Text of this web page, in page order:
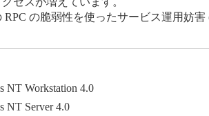
の脆弱性を使ったサービス運用妨害
NT Workstation 4.0
NT Server 4.0